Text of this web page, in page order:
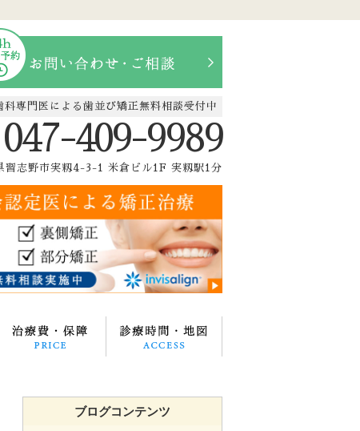
科専門医による歯並び矯正無料相談受付中
047-409-9989
習志野市実籾4-3-1 米倉ビル1F 実籾駅1分
療メニュー 治療費・保証
ブログコンテンツ